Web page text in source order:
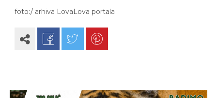
foto:/ arhiva LovaLova portala